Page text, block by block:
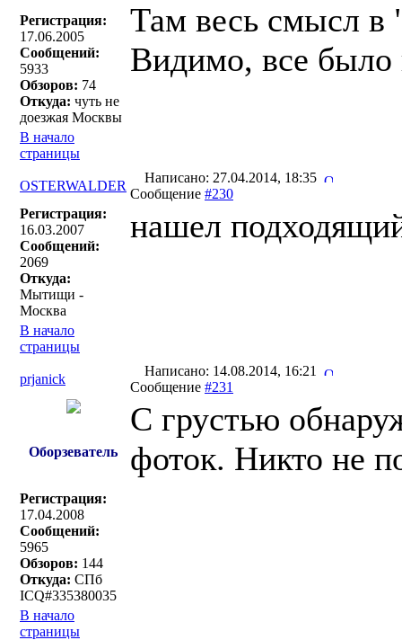
Регистрация:
17.06.2005
Сообщений:
5933
Обзоров: 74
Откуда: чуть не
доезжая Москвы
Там весь смысл в
Видимо, все было
В начало
страницы
OSTERWALDER
Написано: 27.04.2014, 18:35
Сообщение #230
Регистрация:
16.03.2007
Сообщений:
2069
Откуда:
Мытищи -
Москва
нашел
В начало
страницы
prjanick
Написано: 14.08.2014, 16:21
Сообщение #231
Оборзеватель
Регистрация:
17.04.2008
Сообщений:
5965
Обзоров: 144
Откуда: СПб
ICQ#335380035
C грустью
фоток. Никто не
В начало
страницы